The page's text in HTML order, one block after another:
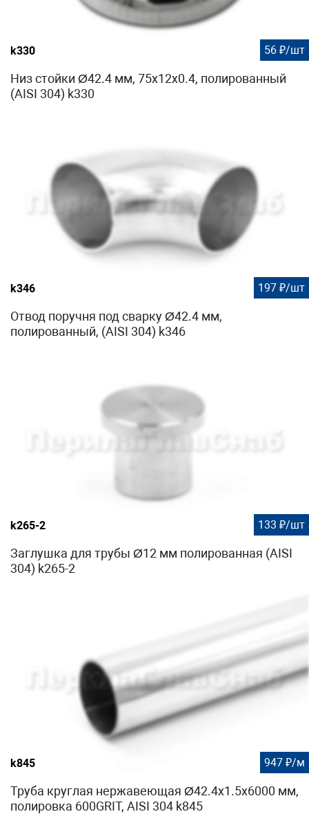
k330 56 ₽/шт
Низ стойки Ø42.4 мм, 75х12х0.4, полированный
(AISI 304) k330
k346 197 ₽/шт
Отвод поручня под сварку Ø42.4 мм,
полированный, (AISI 304) k346
k265-2 133 ₽/шт
Заглушка для трубы Ø12 мм полированная (AISI
304) k265-2
k845 947 ₽/м
Труба круглая нержавеющая Ø42.4х1.5x6000 мм,
полировка 600GRIT, AISI 304 k845